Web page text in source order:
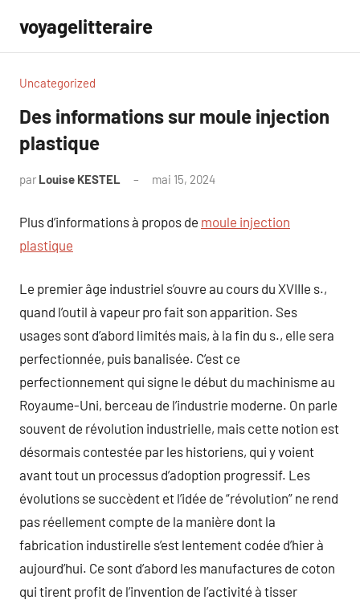
contenu
voyagelitteraire
Uncategorized
Des informations sur moule injection
plastique
par Louise KESTEL mai 15, 2024
Plus d’informations à propos de moule injection
plastique
Le premier âge industriel s’ouvre au cours du XVIIIe s.,
quand l’outil à vapeur pro fait son apparition. Ses
usages sont d’abord limités mais, à la fin du s., elle sera
perfectionnée, puis banalisée. C’est ce
perfectionnement qui signe le début du machinisme au
Royaume-Uni, berceau de l’industrie moderne. On parle
souvent de révolution industrielle, mais cette notion est
désormais contestée par les historiens, qui y voient
avant tout un processus d’adoption progressif. Les
évolutions se succèdent et l’idée de “révolution” ne rend
pas réellement compte de la manière dont la
fabrication industirelle s’est lentement codée d’hier à
aujourd’hui. Ce sont d’abord les manufactures de coton
qui tirent profit de l’invention de l’activité à tisser